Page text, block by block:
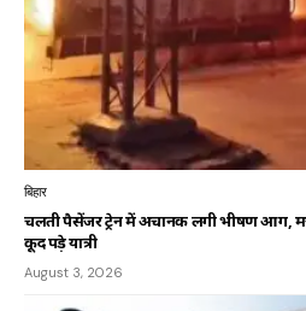
बिहार
चलती पैसेंजर ट्रेन में अचानक लगी भीषण आग,
कूद पड़े यात्री
August 3, 2026